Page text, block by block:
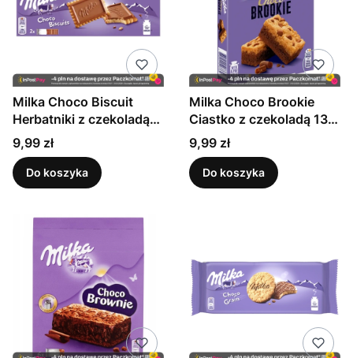
Milka Choco Biscuit
Herbatniki z czekoladą
mleczną z mleka
alpejskiego 150 g
Cena
9,99 zł
Do koszyka
Milka Choco Brookie
Ciastko z czekoladą 132
g (6 sztuk)
Cena
9,99 zł
Do koszyka